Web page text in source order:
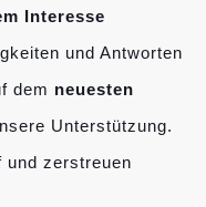
Interesse
und Antworten
dem neuesten
Unterstützung.
und zerstreuen